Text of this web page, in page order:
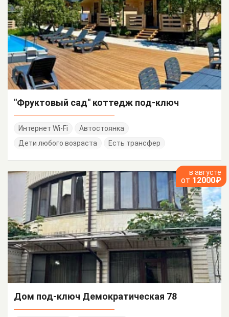
"Фруктовый сад" коттедж под-ключ
Интернет Wi-Fi
Автостоянка
Дети любого возраста
Есть трансфер
в августе
от 12000₽
Дом под-ключ Демократическая 78